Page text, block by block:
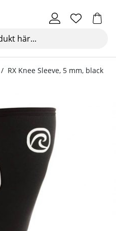
RX Knee Sleeve, 5 mm, black
5 mm, black